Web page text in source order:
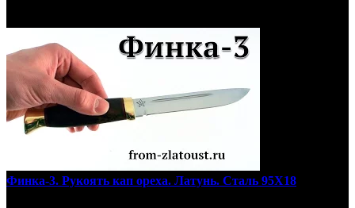
Финка-3. Рукоять кап ореха. Латунь. Сталь 95Х18